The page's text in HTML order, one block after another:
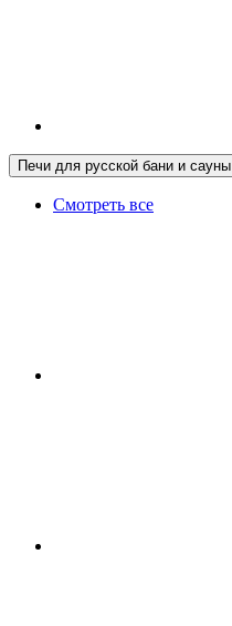
Печи для русской бани и сауны
Смотреть все